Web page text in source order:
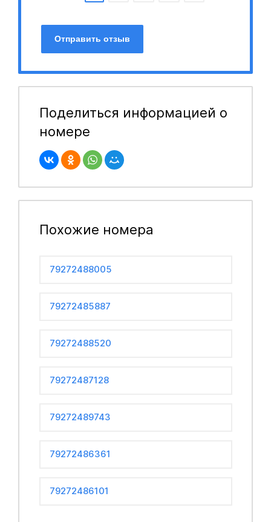
Отправить отзыв
Поделиться информацией о
номере
Похожие номера
79272488005
79272485887
79272488520
79272487128
79272489743
79272486361
79272486101